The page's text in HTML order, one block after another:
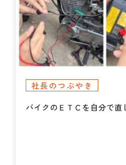
社長のつぶやき
バイクのＥＴＣを自分で直